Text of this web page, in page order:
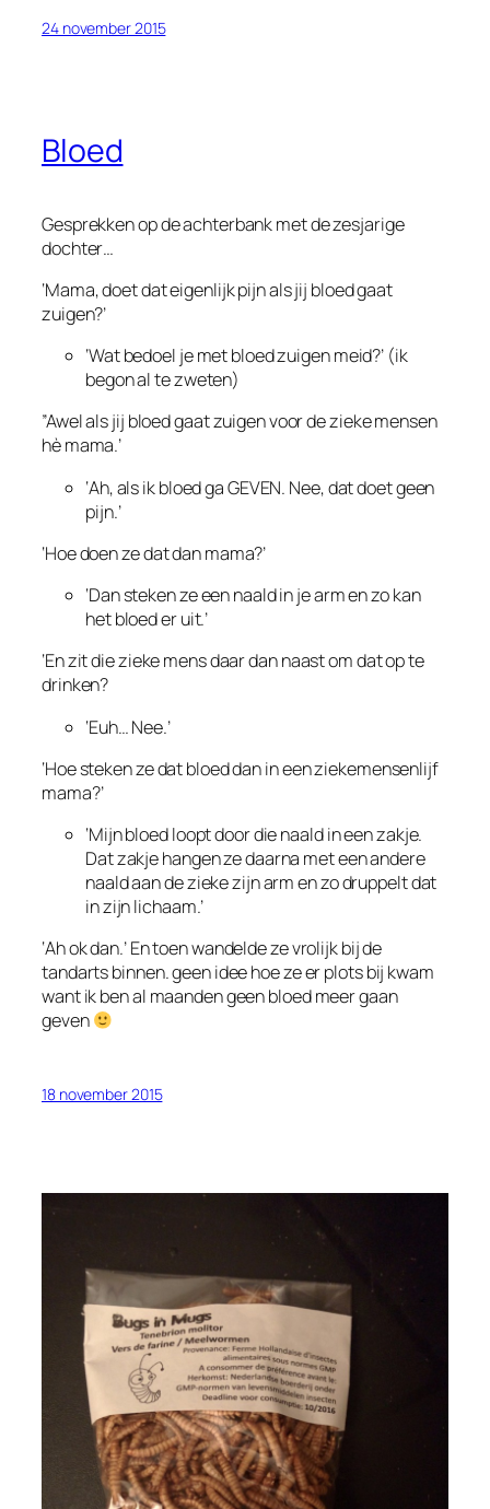
24 november 2015
Bloed
Gesprekken op de achterbank met de zesjarige
dochter…
‘Mama, doet dat eigenlijk pijn als jij bloed gaat
zuigen?’
‘Wat bedoel je met bloed zuigen meid?’ (ik
begon al te zweten)
”Awel als jij bloed gaat zuigen voor de zieke mensen
hè mama.’
‘Ah, als ik bloed ga GEVEN. Nee, dat doet geen
pijn.’
‘Hoe doen ze dat dan mama?’
‘Dan steken ze een naald in je arm en zo kan
het bloed er uit.’
‘En zit die zieke mens daar dan naast om dat op te
drinken?
‘Euh… Nee.’
‘Hoe steken ze dat bloed dan in een ziekemensenlijf
mama?’
‘Mijn bloed loopt door die naald in een zakje.
Dat zakje hangen ze daarna met een andere
naald aan de zieke zijn arm en zo druppelt dat
in zijn lichaam.’
‘Ah ok dan.’ En toen wandelde ze vrolijk bij de
tandarts binnen. geen idee hoe ze er plots bij kwam
want ik ben al maanden geen bloed meer gaan
geven
18 november 2015